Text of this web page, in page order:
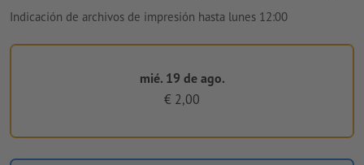
Indicación de archivos de impresión hasta lunes 12:00
mié. 19 de ago.
€ 2,00